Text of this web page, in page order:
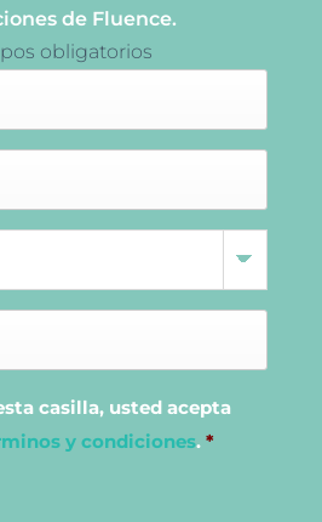
de Fluence.
obligatorios
casilla, usted acepta
y condiciones. *